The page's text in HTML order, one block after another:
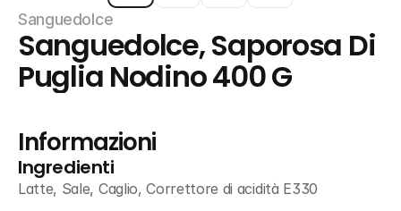
Sanguedolce
Sanguedolce, Saporosa Di
Puglia Nodino 400 G
Informazioni
Ingredienti
Latte, Sale, Caglio, Correttore di acidità E330